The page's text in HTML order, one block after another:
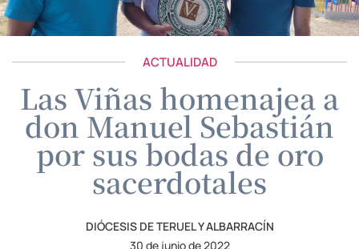
ACTUALIDAD
Las Viñas homenajea a
don Manuel Sebastián
por sus bodas de oro
sacerdotales
DIÓCESIS DE TERUEL Y ALBARRACÍN
30 de junio de 2022